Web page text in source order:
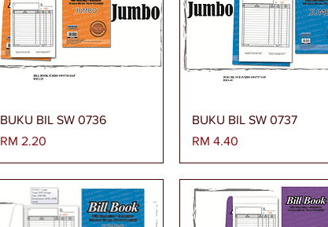
Paparan Segera
BUKU BIL SW 0736
Harga
RM 2.20
Paparan Segera
BUKU BIL SW 0737
Harga
RM 4.40